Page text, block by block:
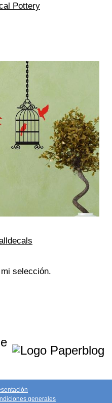
Pottery
selección.
generales